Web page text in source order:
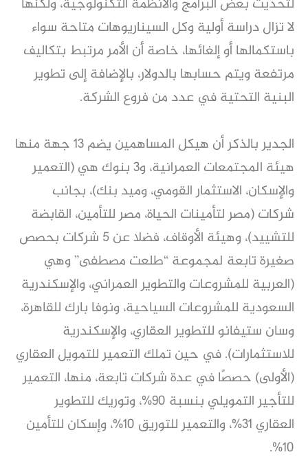
لتحديث بعض البرامج والأنظمة التكنولوجية، ولكنها
لا تزال دراسة أولية وكل السيناريوهات متاحة سواء
باستكمالها أو إلغائها، خاصة أن الأمر مرتبط بتكاليف
مرتفعة ويتم حسابها بالدولار، بالإضافة إلى تطوير
البنية التحتية في عدد من فروع الشركة.
الجدير بالذكر أن هيكل المساهمين يضم 13 جهة منها
هيئة المجتمعات العمرانية، و3 بنوك هي (التعمير
والإسكان، الاستثمار القومي، وميد بنك)، بجانب
شركات (مصر لتأمينات الحياة، مصر للتأمين، القابضة
للتشييد)، وهيئة الأوقاف، فضلا عن 5 شركات بحصص
صغيرة تابعة لمجموعة “طلعت مصطفى” وهي
(العربية للمشروعات والتطوير العمراني، والإسكندرية
السعودية للمشروعات السياحية، ونوفا بارك للقاهرة،
وسان ستيفانو للتطوير العقاري، والإسكندرية
للاستثمارات). في حين تملك التعمير للتمويل العقاري
(الأولى) حصصًا في عدة شركات تابعة، منها، التعمير
للتأجير التمويلي بنسبة 90%، وتوريك للتطوير
العقاري 31%، والتعمير للتوريق 10%، وإسكان للتأمين
10%.